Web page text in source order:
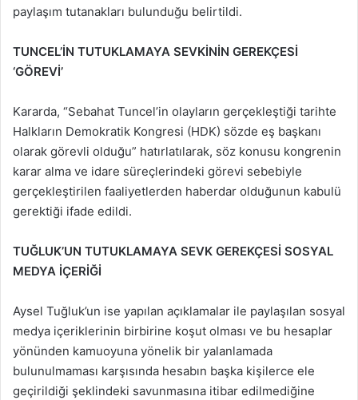
paylaşım tutanakları bulunduğu belirtildi.
TUNCEL’İN TUTUKLAMAYA SEVKİNİN GEREKÇESİ
‘GÖREVİ’
Kararda, “Sebahat Tuncel’in olayların gerçekleştiği tarihte
Halkların Demokratik Kongresi (HDK) sözde eş başkanı
olarak görevli olduğu” hatırlatılarak, söz konusu kongrenin
karar alma ve idare süreçlerindeki görevi sebebiyle
gerçekleştirilen faaliyetlerden haberdar olduğunun kabulü
gerektiği ifade edildi.
TUĞLUK’UN TUTUKLAMAYA SEVK GEREKÇESİ SOSYAL
MEDYA İÇERİĞİ
Aysel Tuğluk’un ise yapılan açıklamalar ile paylaşılan sosyal
medya içeriklerinin birbirine koşut olması ve bu hesaplar
yönünden kamuoyuna yönelik bir yalanlamada
bulunulmaması karşısında hesabın başka kişilerce ele
geçirildiği şeklindeki savunmasına itibar edilmediğine